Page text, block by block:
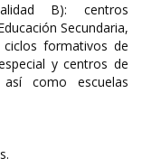
B): centros
Secundaria,
formativos de
y centros de
como escuelas